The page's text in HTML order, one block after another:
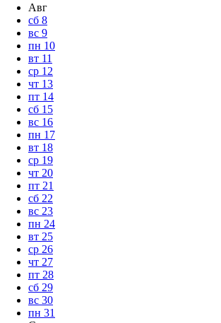
Авг
сб 8
вс 9
пн 10
вт 11
ср 12
чт 13
пт 14
сб 15
вс 16
пн 17
вт 18
ср 19
чт 20
пт 21
сб 22
вс 23
пн 24
вт 25
ср 26
чт 27
пт 28
сб 29
вс 30
пн 31